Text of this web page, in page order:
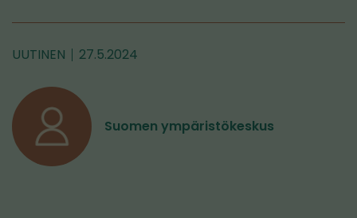
UUTINEN 27.5.2024
Suomen ympäristökeskus